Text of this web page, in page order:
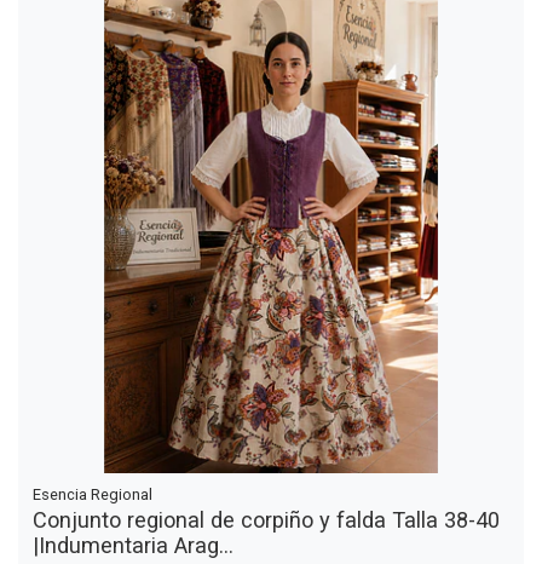
Esencia Regional
Conjunto regional de corpiño y falda Talla 38-40
|Indumentaria Arag...